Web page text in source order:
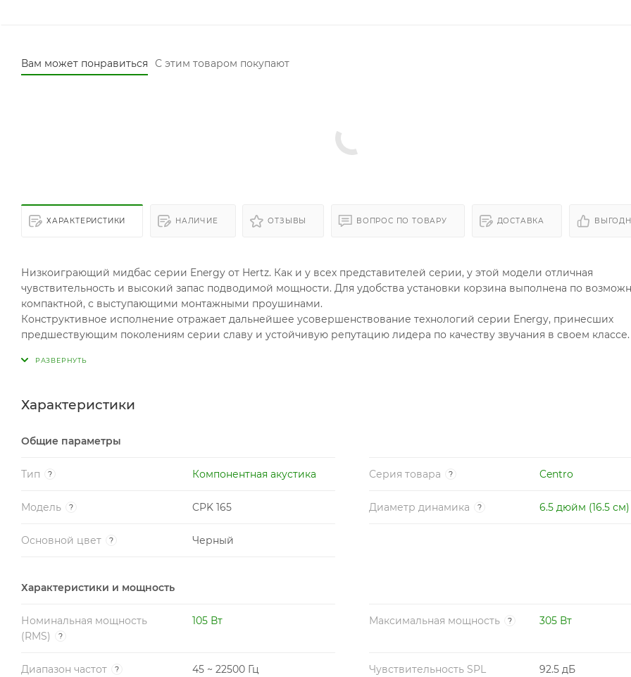
Вам может понравиться С этим товаром покупают
ХАРАКТЕРИСТИКИ НАЛИЧИЕ ОТЗЫВЫ ВОПРОС ПО ТОВАРУ ДОСТАВКА
Низкоиграющий мидбас серии Energy от Hertz. Как и у всех представителей серии, у этой модели отличная
чувствительность и высокий запас подводимой мощности. Для удобства установки корзина выполнена по
компактной, с выступающими монтажными проушинами.
Конструктивное исполнение отражает дальнейшее усовершенствование технологий серии Energy, принесших
предшествующим поколениям серии славу и устойчивую репутацию лидера по качеству звучания в своем
ребрами жесткости. Используемые материалы и конструкция сообщают динамикам высокую надежность для
Характеристики
Общие параметры
Тип ? Компонентная акустика Серия товара ? Centro
Модель ? CPK 165 Диаметр динамика ? 6.5 дюйм (16.5 см)
Основной цвет ? Черный
Характеристики и мощность
Номинальная мощность
(RMS)
?
105 Вт Максимальная мощность ? 305 Вт
Диапазон частот ? 45 ~ 22500 Гц
Чувствительность SPL
92.5 дБ